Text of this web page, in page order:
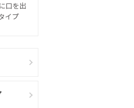
口を出
イプ